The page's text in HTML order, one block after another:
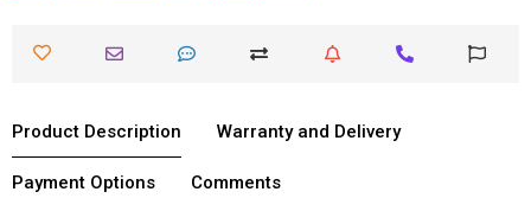
Product Description Warranty and Delivery
Payment Options Comments